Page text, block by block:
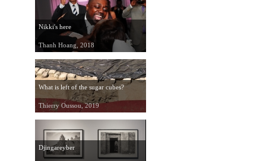
Nikki's here
Thanh Hoang, 2018
What is left of the sugar cubes?
Thierry Oussou, 2019
Djingareyber